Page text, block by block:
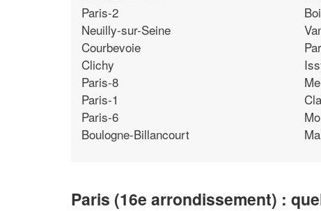
Paris-2
Neuilly-sur-Seine
Courbevoie
Clichy
Paris-8
Paris-1
Paris-6
Boulogne-Billancourt
Paris (16e arrondissement) :